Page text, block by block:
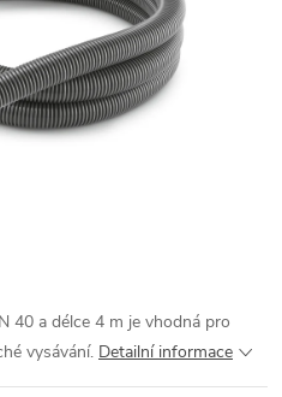
40 a délce 4 m je vhodná pro
vysávání. Detailní informace